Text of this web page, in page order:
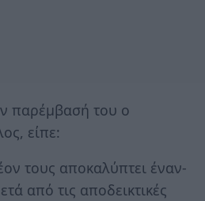
παρέμβασή του ο
είπε:
τους αποκαλύπτει έναν-
από τις αποδεικτικές